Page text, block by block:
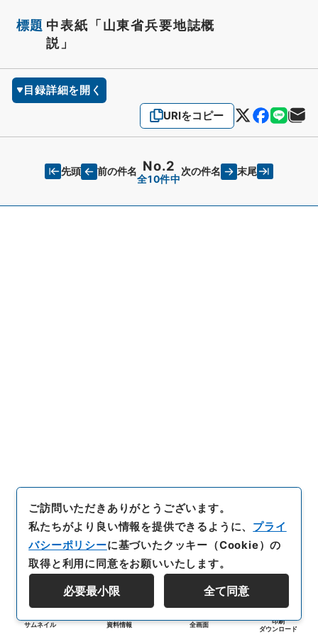
標題 中表紙「山東省兵要地誌概
説」
目録詳細を開く
URIをコピー
先頭 前の件名 No.2
全10件中
次の件名 末尾
サムネイル 資料情報 全画面
印刷
ダウンロード
ご訪問いただきありがとうございます。
私たちがより良い情報を提供できるように、 プライ
バシーポリシーに基づいたクッキー（Cookie）の
取得と利用に同意をお願いいたします。
必要最小限 全て同意